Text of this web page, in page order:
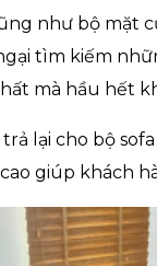
như bộ mặt
tìm kiếm
mà hầu hết
lại cho bộ
giúp khách